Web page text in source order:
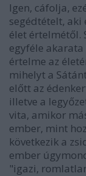
Igen, cáfolja,
segédtételt,
élet értelmétől.
egyféle akarata
értelme az
mihelyt a
előtt az
illetve a
vita, amikor
ember, mint
következik a
ember
"igazi,